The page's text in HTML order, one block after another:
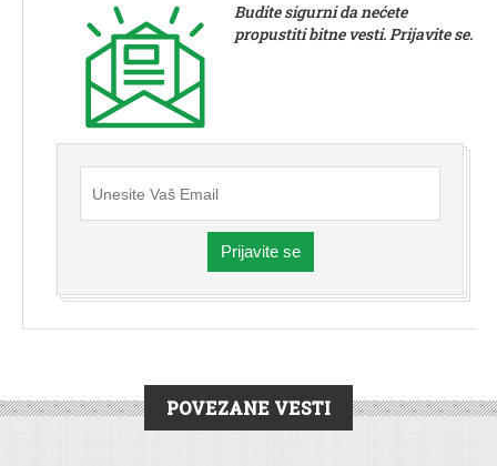
Budite sigurni da nećete
propustiti bitne vesti. Prijavite se.
Prijavite se
POVEZANE VESTI
DRUŠTVO|VESTI|